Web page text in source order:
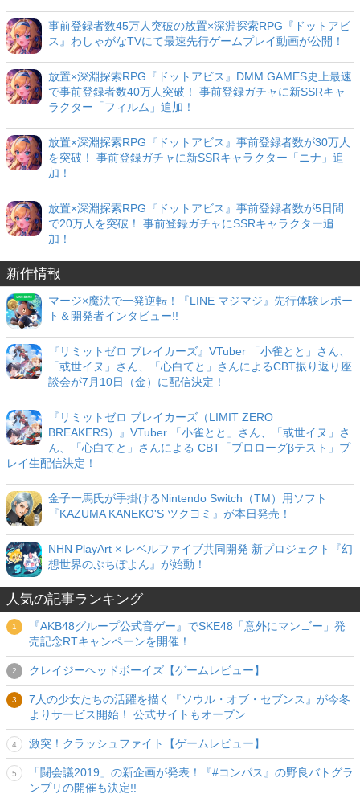
事前登録者数45万人突破の放置×深淵探索RPG『ドットアビ
ス』わしゃがなTVにて最速先行ゲームプレイ動画が公開！
放置×深淵探索RPG『ドットアビス』DMM GAMES史上最速
で事前登録者数40万人突破！ 事前登録ガチャに新SSRキャ
ラクター「フィルム」追加！
放置×深淵探索RPG『ドットアビス』事前登録者数が30万人
を突破！ 事前登録ガチャに新SSRキャラクター「ニナ」追
加！
放置×深淵探索RPG『ドットアビス』事前登録者数が5日間
で20万人を突破！ 事前登録ガチャにSSRキャラクター追
加！
新作情報
マージ×魔法で一発逆転！『LINE マジマジ』先行体験レポー
ト＆開発者インタビュー!!
『リミットゼロ ブレイカーズ』VTuber 「小雀とと」さん、
「或世イヌ」さん、「心白てと」さんによるCBT振り返り座
談会が7月10日（金）に配信決定！
『リミットゼロ ブレイカーズ（LIMIT ZERO
BREAKERS）』VTuber 「小雀とと」さん、「或世イヌ」さ
ん、「心白てと」さんによる CBT「プロローグβテスト」プ
レイ生配信決定！
金子一馬氏が手掛けるNintendo Switch（TM）用ソフト
『KAZUMA KANEKO'S ツクヨミ』が本日発売！
NHN PlayArt × レベルファイブ共同開発 新プロジェクト『幻
想世界のぷちぽよん』が始動！
人気の記事ランキング
『AKB48グループ公式音ゲー』でSKE48「意外にマンゴー」発
売記念RTキャンペーンを開催！
クレイジーヘッドボーイズ【ゲームレビュー】
7人の少女たちの活躍を描く『ソウル・オブ・セブンス』が今冬
よりサービス開始！ 公式サイトもオープン
激突！クラッシュファイト【ゲームレビュー】
「闘会議2019」の新企画が発表！『#コンパス』の野良バトグラ
ンプリの開催も決定!!